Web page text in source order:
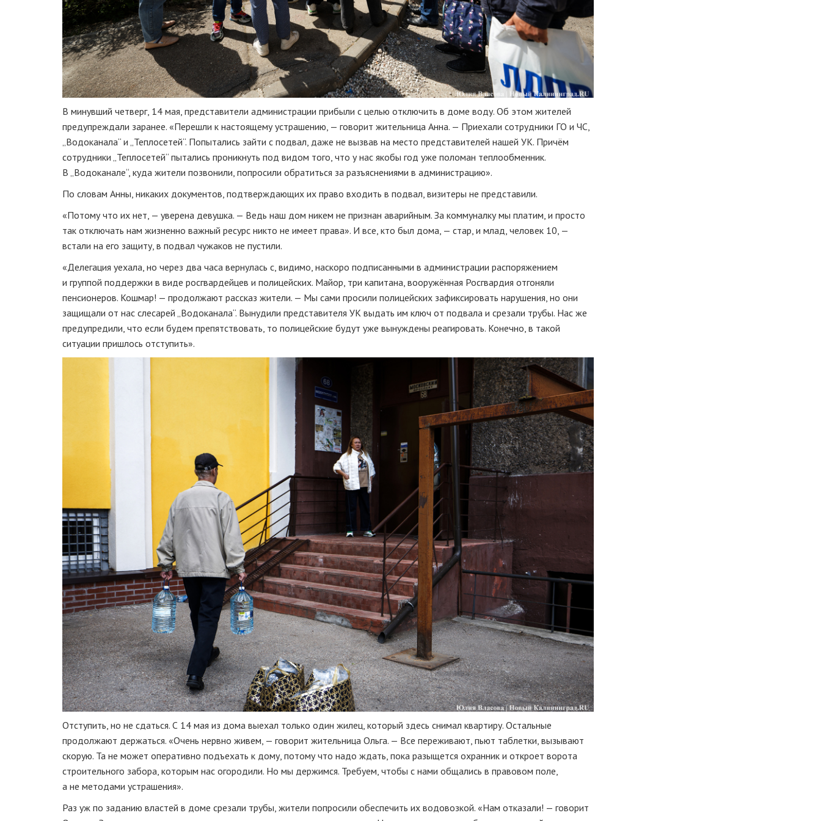
В минувший четверг, 14 мая, представители администрации прибыли с целью отключить в доме воду. Об этом жителей
предупреждали заранее. «Перешли к настоящему устрашению, — говорит жительница Анна. — Приехали сотрудники ГО и ЧС,
„Водоканала“ и „Теплосетей“. Попытались зайти с подвал, даже не вызвав на место представителей нашей УК. Причём
сотрудники „Теплосетей“ пытались проникнуть под видом того, что у нас якобы год уже поломан теплообменник.
В „Водоканале“, куда жители позвонили, попросили обратиться за разъяснениями в администрацию».
По словам Анны, никаких документов, подтверждающих их право входить в подвал, визитеры не представили.
«Потому что их нет, — уверена девушка. — Ведь наш дом никем не признан аварийным. За коммуналку мы платим, и просто
так отключать нам жизненно важный ресурс никто не имеет права». И все, кто был дома, — стар, и млад, человек 10, —
встали на его защиту, в подвал чужаков не пустили.
«Делегация уехала, но через два часа вернулась с, видимо, наскоро подписанными в администрации распоряжением
и группой поддержки в виде росгвардейцев и полицейских. Майор, три капитана, вооружённая Росгвардия отгоняли
пенсионеров. Кошмар! — продолжают рассказ жители. — Мы сами просили полицейских зафиксировать нарушения, но они
защищали от нас слесарей „Водоканала“. Вынудили представителя УК выдать им ключ от подвала и срезали трубы. Нас же
предупредили, что если будем препятствовать, то полицейские будут уже вынуждены реагировать. Конечно, в такой
ситуации пришлось отступить».
Отступить, но не сдаться. С 14 мая из дома выехал только один жилец, который здесь снимал квартиру. Остальные
продолжают держаться. «Очень нервно живем, — говорит жительница Ольга. — Все переживают, пьют таблетки, вызывают
скорую. Та не может оперативно подъехать к дому, потому что надо ждать, пока разыщется охранник и откроет ворота
строительного забора, которым нас огородили. Но мы держимся. Требуем, чтобы с нами общались в правовом поле,
а не методами устрашения».
Раз уж по заданию властей в доме срезали трубы, жители попросили обеспечить их водовозкой. «Нам отказали! — говорит